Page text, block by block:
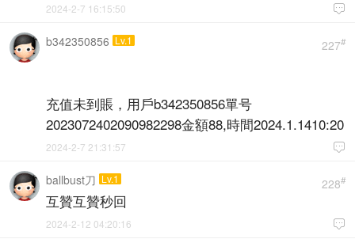

2024-2-7 16:15:50
227#
b342350856 Lv.1
充值未到賬，用戶b342350856單号
2023072402090982298金額88,時間2024.1.1410:20

2024-2-7 21:31:57
228#
ballbust刀 Lv.1
互贊互贊秒回

2024-2-12 04:20:16